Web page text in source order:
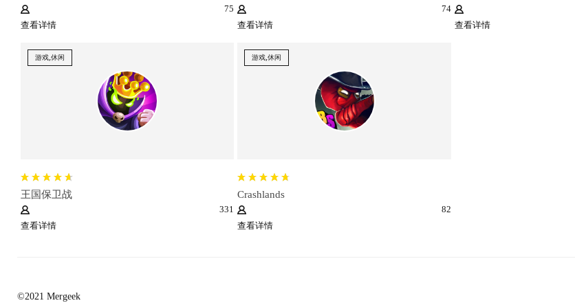
75
查看详情
74
查看详情
查看详情
游戏,休闲
王国保卫战
331
查看详情
游戏,休闲
Crashlands
82
查看详情
©2021 Mergeek